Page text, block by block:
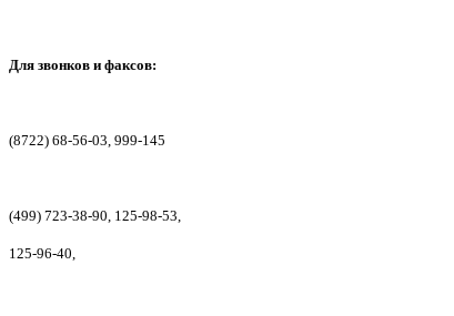
Для звонков и факсов:
(8722) 68-56-03, 999-145
(499) 723-38-90, 125-98-53,
125-96-40,